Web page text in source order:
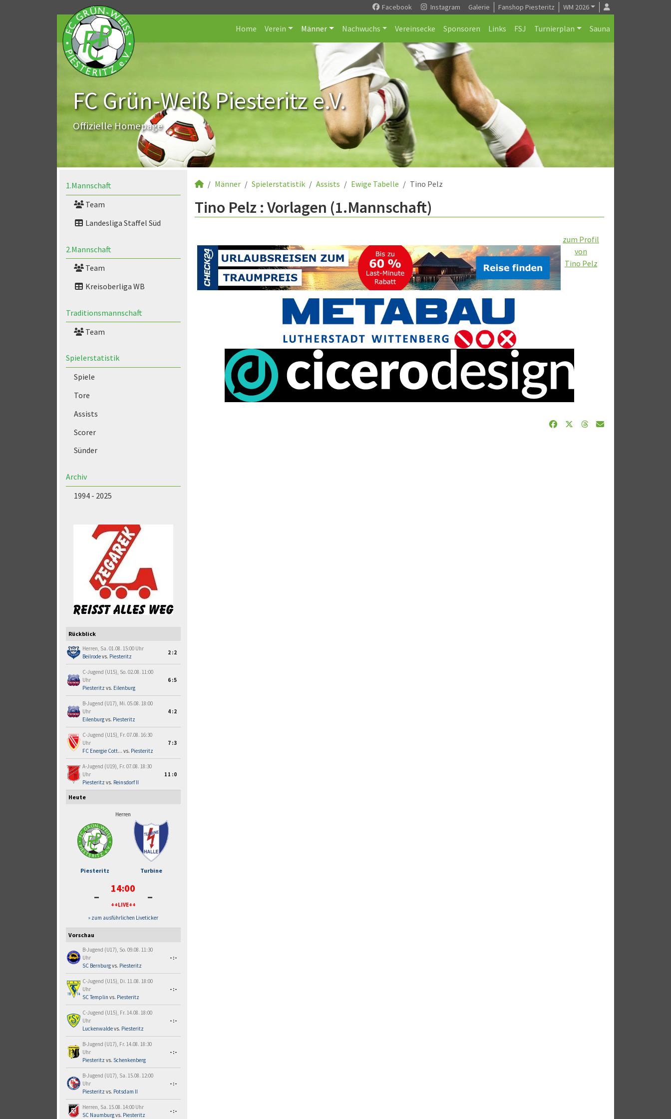
Facebook Instagram Galerie Fanshop Piesteritz WM 2026
Home Verein Männer Nachwuchs Vereinsecke Sponsoren Links FSJ Turnierplan Sauna
FC Grün-Weiß Piesteritz e.V.
Offizielle Homepage
1.Mannschaft
Team
Landesliga Staffel Süd
2.Mannschaft
Team
Kreisoberliga WB
Traditionsmannschaft
Team
Spielerstatistik
Spiele
Tore
Assists
Scorer
Sünder
Archiv
1994 - 2025
Rückblick
Herren, Sa. 01.08. 15:00 Uhr
Beilrodevs. Piesteritz
2:2
C-Jugend (U15), So. 02.08. 11:00
Uhr
Piesteritz vs. Eilenburg
6:5
B-Jugend (U17), Mi. 05.08. 18:00
Uhr
Eilenburgvs. Piesteritz
4:2
C-Jugend (U15), Fr. 07.08. 16:30
Uhr
FC Energie Cott... vs. Piesteritz
7:3
A-Jugend (U19), Fr. 07.08. 18:30
Uhr
Piesteritz vs. Reinsdorf II
11:0
Heute
Herren
Piesteritz Turbine
- 14:00
++LIVE++ -
» zum ausführlichen Liveticker
Vorschau
B-Jugend (U17), So. 09.08. 11:30
Uhr
SC Bernburgvs. Piesteritz
-:-
C-Jugend (U15), Di. 11.08. 18:00
Uhr
SC Templin vs. Piesteritz
-:-
C-Jugend (U15), Fr. 14.08. 18:00
Uhr
Luckenwaldevs. Piesteritz
-:-
B-Jugend (U17), Fr. 14.08. 18:30
Uhr
Piesteritz vs. Schenkenberg
-:-
B-Jugend (U17), Sa. 15.08. 12:00
Uhr
Piesteritz vs. Potsdam II
-:-
Herren, Sa. 15.08. 14:00 Uhr
SC Naumburgvs. Piesteritz
-:-
Männer Spielerstatistik Assists Ewige Tabelle Tino Pelz
Tino Pelz : Vorlagen (1.Mannschaft)
zum Profil
von
Tino Pelz